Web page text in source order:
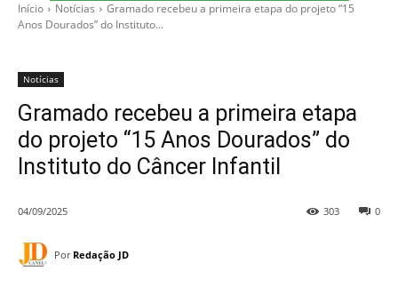
Início Notícias
Gramado recebeu a primeira etapa do projeto “15
Anos Dourados” do Instituto...
Notícias
Gramado recebeu a primeira etapa
do projeto “15 Anos Dourados” do
Instituto do Câncer Infantil
04/09/2025 0
303
Por Redação JD